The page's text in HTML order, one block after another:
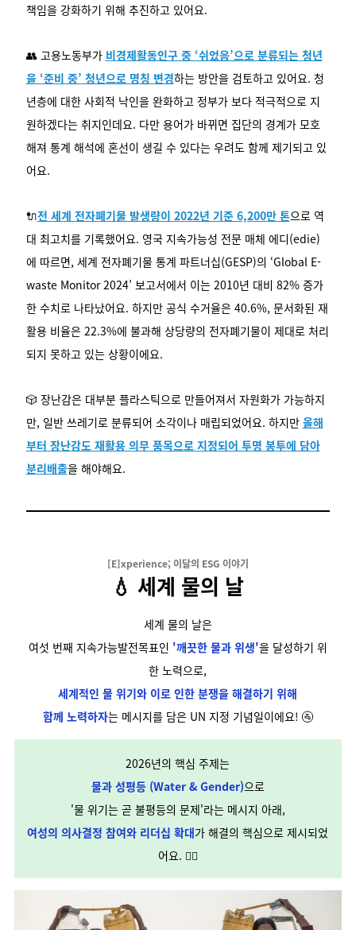
책임을 강화하기 위해 추진하고 있어요.
👥 고용노동부가 비경제활동인구 중 ‘쉬었음’으로 분류되는 청년
을 ‘준비 중’ 청년으로 명칭 변경하는 방안을 검토하고 있어요. 청
년층에 대한 사회적 낙인을 완화하고 정부가 보다 적극적으로 지
원하겠다는 취지인데요. 다만 용어가 바뀌면 집단의 경계가 모호
해져 통계 해석에 혼선이 생길 수 있다는 우려도 함께 제기되고 있
어요.
🔌전 세계 전자폐기물 발생량이 2022년 기준 6,200만 톤으로 역
대 최고치를 기록했어요. 영국 지속가능성 전문 매체 에디(edie)
에 따르면, 세계 전자폐기물 통계 파트너십(GESP)의 ‘Global E-
waste Monitor 2024’ 보고서에서 이는 2010년 대비 82% 증가
한 수치로 나타났어요. 하지만 공식 수거율은 40.6%, 문서화된 재
활용 비율은 22.3%에 불과해 상당량의 전자폐기물이 제대로 처리
되지 못하고 있는 상황이에요.
🎲 장난감은 대부분 플라스틱으로 만들어져서 자원화가 가능하지
만, 일반 쓰레기로 분류되어 소각이나 매립되었어요. 하지만 올해
부터 장난감도 재활용 의무 품목으로 지정되어 투명 봉투에 담아
분리배출을 해야해요.
[E]xperience; 이달의 ESG 이야기
💧 세계 물의 날
세계 물의 날은
여섯 번째 지속가능발전목표인 '깨끗한 물과 위생'을 달성하기 위
한 노력으로,
세계적인 물 위기와 이로 인한 분쟁을 해결하기 위해
함께 노력하자는 메시지를 담은 UN 지정 기념일이에요! 🚰
2026년의 핵심 주제는
물과 성평등 (Water & Gender)으로
'물 위기는 곧 불평등의 문제'라는 메시지 아래,
여성의 의사결정 참여와 리더십 확대가 해결의 핵심으로 제시되었
어요. 🙋‍♀️